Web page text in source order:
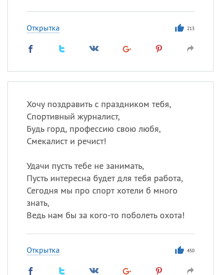
Открытка 213
Хочу поздравить с праздником тебя,
Спортивный журналист,
Будь горд, профессию свою любя,
Смекалист и речист!
Удачи пусть тебе не занимать,
Пусть интересна будет для тебя работа,
Сегодня мы про спорт хотели б много
знать,
Ведь нам бы за кого-то поболеть охота!
Открытка 450